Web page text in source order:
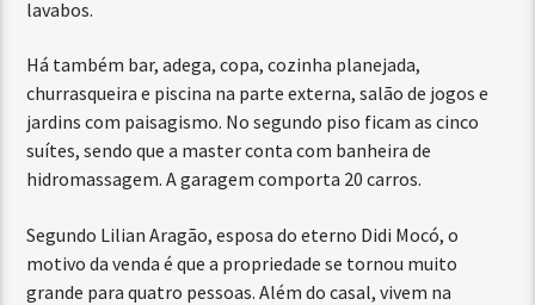
lavabos.
Há também bar, adega, copa, cozinha planejada,
churrasqueira e piscina na parte externa, salão de jogos e
jardins com paisagismo. No segundo piso ficam as cinco
suítes, sendo que a master conta com banheira de
hidromassagem. A garagem comporta 20 carros.
Segundo Lilian Aragão, esposa do eterno Didi Mocó, o
motivo da venda é que a propriedade se tornou muito
grande para quatro pessoas. Além do casal, vivem na